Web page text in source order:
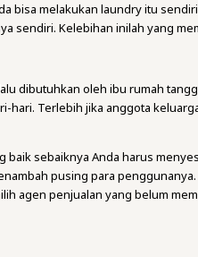
bisa melakukan laundry itu
sendiri. Kelebihan inilah yang
dibutuhkan oleh ibu rumah
Terlebih jika anggota
baik sebaiknya Anda harus
pusing para
agen penjualan yang belum